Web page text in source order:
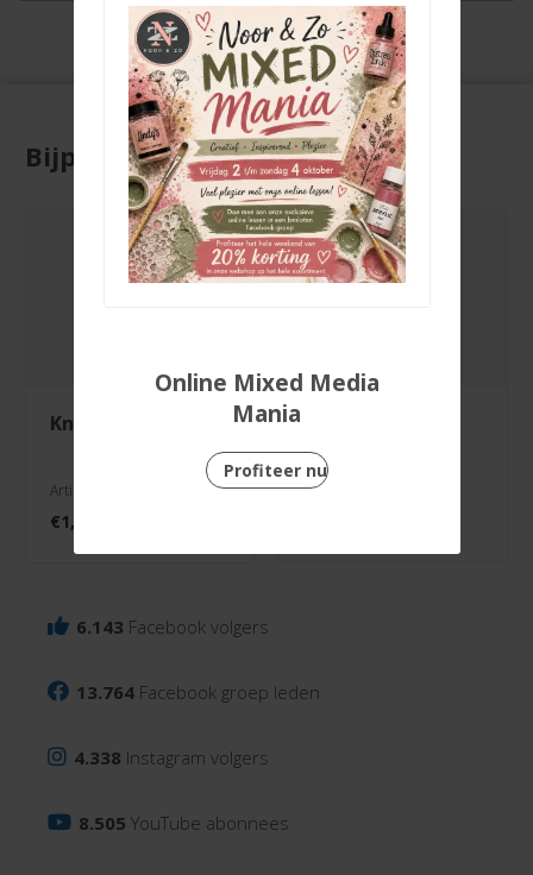
Bijpassende producten
knipvel feestje
Artikelnr. 3000/0089
€1,99
married
Artikelnr. 3000/0103
6.143 Facebook volgers
13.764 Facebook groep leden
4.338 Instagram volgers
8.505 YouTube abonnees
Online Mixed Media
Mania
Profiteer nu